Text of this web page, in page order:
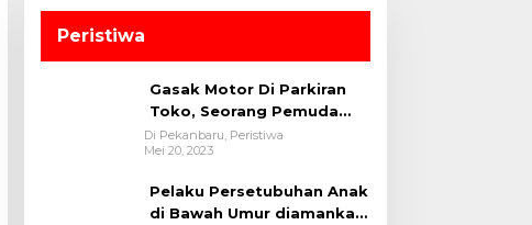
Peristiwa
Gasak Motor Di Parkiran
Toko, Seorang Pemuda
Diamankan Polsek Bukit
Raya
Di Pekanbaru, Peristiwa
Mei 20, 2023
Pelaku Persetubuhan Anak
di Bawah Umur diamankan